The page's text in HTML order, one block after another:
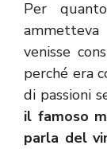
Per
venisse
perché era
di passioni
il famoso
parla del